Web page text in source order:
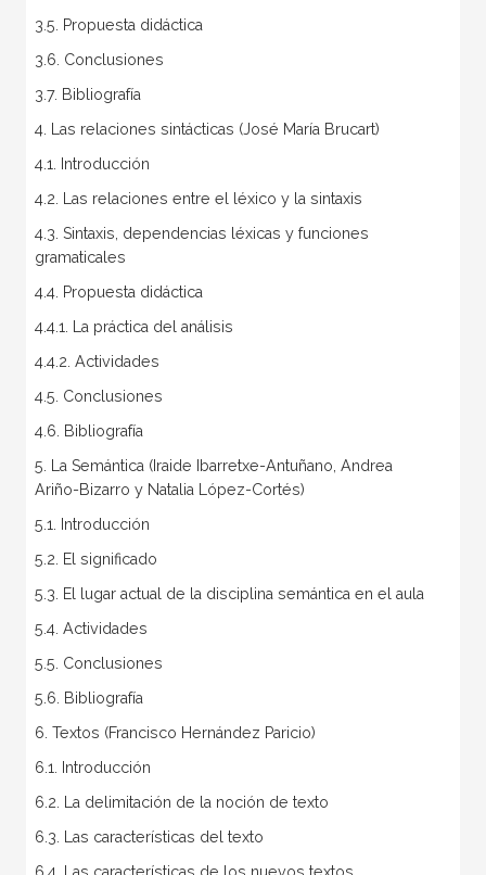
3.5. Propuesta didáctica
3.6. Conclusiones
3.7. Bibliografía
4. Las relaciones sintácticas (José María Brucart)
4.1. Introducción
4.2. Las relaciones entre el léxico y la sintaxis
4.3. Sintaxis, dependencias léxicas y funciones
gramaticales
4.4. Propuesta didáctica
4.4.1. La práctica del análisis
4.4.2. Actividades
4.5. Conclusiones
4.6. Bibliografía
5. La Semántica (Iraide Ibarretxe-Antuñano, Andrea
Ariño-Bizarro y Natalia López-Cortés)
5.1. Introducción
5.2. El significado
5.3. El lugar actual de la disciplina semántica en el aula
5.4. Actividades
5.5. Conclusiones
5.6. Bibliografía
6. Textos (Francisco Hernández Paricio)
6.1. Introducción
6.2. La delimitación de la noción de texto
6.3. Las características del texto